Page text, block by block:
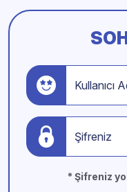
Kullanıcı
Şifreniz
* Şifreniz